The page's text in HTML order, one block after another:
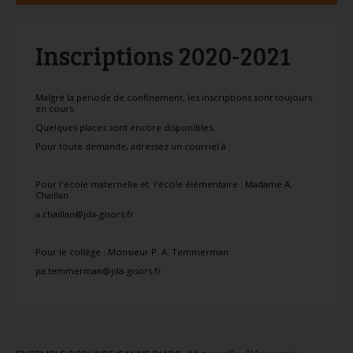
Inscriptions 2020-2021
Malgré la période de confinement, les inscriptions sont toujours
en cours.
Quelques places sont encore disponibles.
Pour toute demande, adressez un courriel à :
Pour l'école maternelle et l'école élémentaire : Madame A.
Chaillan
a.chaillan@jda-gisors.fr
Pour le collège : Monsieur P. A. Temmerman
pa.temmerman@jda-gisors.fr